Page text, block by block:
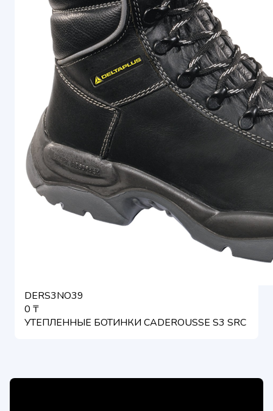
DERS3NO39
0 ₸
УТЕПЛЕННЫЕ БОТИНКИ CADEROUSSE S3 SRC